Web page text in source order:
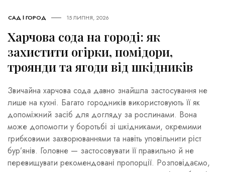
САД І ГОРОД 15 ЛИПНЯ, 2026
Харчова сода на городі: як
захистити огірки, помідори,
троянди та ягоди від шкідників
Звичайна харчова сода давно знайшла застосування не
лише на кухні. Багато городників використовують її як
допоміжний засіб для догляду за рослинами. Вона
може допомогти у боротьбі зі шкідниками, окремими
грибковими захворюваннями та навіть уповільнити ріст
бур’янів. Головне — застосовувати її правильно й не
перевищувати рекомендовані пропорції. Розповідаємо,